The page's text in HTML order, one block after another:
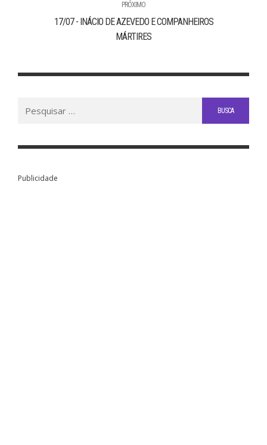
PRÓXIMO
17/07 - INÁCIO DE AZEVEDO E COMPANHEIROS
MÁRTIRES
Publicidade